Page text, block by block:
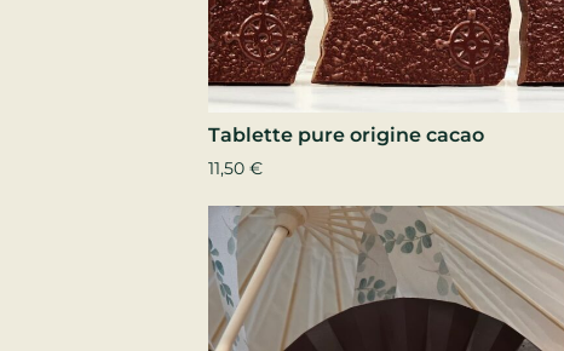
Tablette pure origine cacao
11,50 €